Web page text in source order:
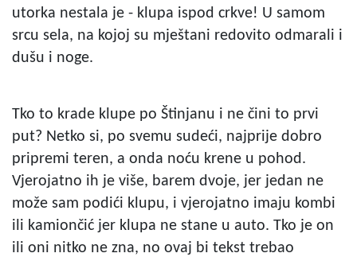
utorka nestala je - klupa ispod crkve! U samom
srcu sela, na kojoj su mještani redovito odmarali i
dušu i noge.
Tko to krade klupe po Štinjanu i ne čini to prvi
put? Netko si, po svemu sudeći, najprije dobro
pripremi teren, a onda noću krene u pohod.
Vjerojatno ih je više, barem dvoje, jer jedan ne
može sam podići klupu, i vjerojatno imaju kombi
ili kamiončić jer klupa ne stane u auto. Tko je on
ili oni nitko ne zna, no ovaj bi tekst trebao